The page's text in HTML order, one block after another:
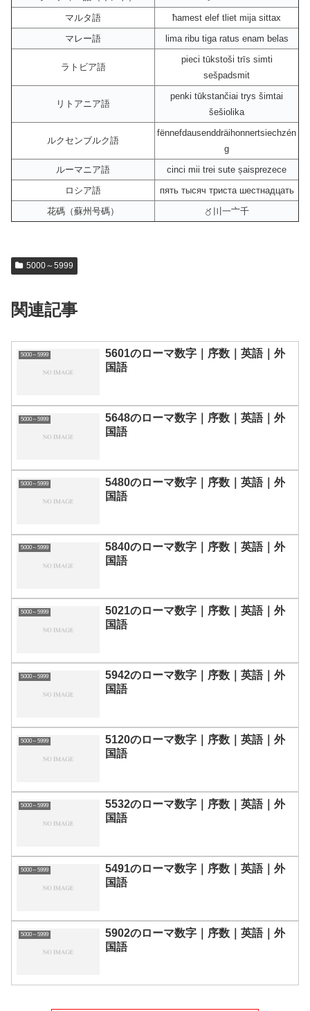
マルタ語
ħamest elef tliet mija sittax
マレー語
lima ribu tiga ratus enam belas
ラトビア語
pieci tūkstoši trīs simti
sešpadsmit
リトアニア語
penki tūkstančiai trys šimtai
šešiolika
ルクセンブルク語
fënnefdausenddräihonnertsiechzén
g
ルーマニア語
cinci mii trei sute șaisprezece
ロシア語
пять тысяч триста шестнадцать
花碼（蘇州号碼）
〥〣一〦千
5000～5999
関連記事
5000～5999
5601のローマ数字｜序数｜英語｜外
国語
5000～5999
5648のローマ数字｜序数｜英語｜外
国語
5000～5999
5480のローマ数字｜序数｜英語｜外
国語
5000～5999
5840のローマ数字｜序数｜英語｜外
国語
5000～5999
5021のローマ数字｜序数｜英語｜外
国語
5000～5999
5942のローマ数字｜序数｜英語｜外
国語
5000～5999
5120のローマ数字｜序数｜英語｜外
国語
5000～5999
5532のローマ数字｜序数｜英語｜外
国語
5000～5999
5491のローマ数字｜序数｜英語｜外
国語
5000～5999
5902のローマ数字｜序数｜英語｜外
国語